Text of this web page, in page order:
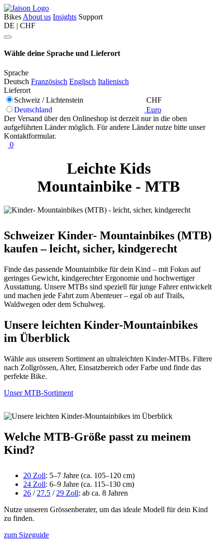
Bikes About us Insights Support
DE | CHF
Wähle deine Sprache und Lieferort
Sprache
Deutsch Französisch Englisch Italienisch
Lieferort
Schweiz / Lichtenstein
CHF
Deutschland
Euro
Der Versand über den Onlineshop ist derzeit nur in die oben
aufgeführten Länder möglich. Für andere Länder nutze bitte unser
Kontaktformular.
0
Leichte Kids
Mountainbike - MTB
Schweizer Kinder- Mountainbikes (MTB)
kaufen – leicht, sicher, kindgerecht
Finde das passende Mountainbike für dein Kind – mit Fokus auf
geringes Gewicht, kindgerechter Ergonomie und hochwertiger
Ausstattung. Unsere MTBs sind speziell für junge Fahrer entwickelt
und machen jede Fahrt zum Abenteuer – egal ob auf Trails,
Waldwegen oder dem Schulweg.
Unsere leichten Kinder-Mountainbikes
im Überblick
Wähle aus unserem Sortiment an ultraleichten Kinder-MTBs. Filtere
nach Zollgrössen, Alter, Einsatzbereich oder Farbe und finde das
perfekte Bike.
Unser MTB-Sortiment
Welche MTB-Größe passt zu meinem
Kind?
20 Zoll: 5–7 Jahre (ca. 105–120 cm)
24 Zoll: 6–9 Jahre (ca. 115–130 cm)
26 / 27.5 / 29 Zoll: ab ca. 8 Jahren
Nutze unseren Grössenberater, um das ideale Modell für dein Kind
zu finden.
zum Sizeguide